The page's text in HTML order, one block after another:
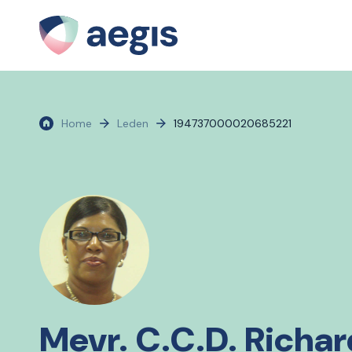
Home Leden 194737000020685221
Mevr. C.C.D.